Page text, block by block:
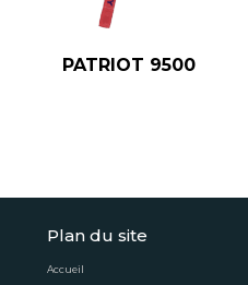
PATRIOT 9500
Plan du site
Accueil